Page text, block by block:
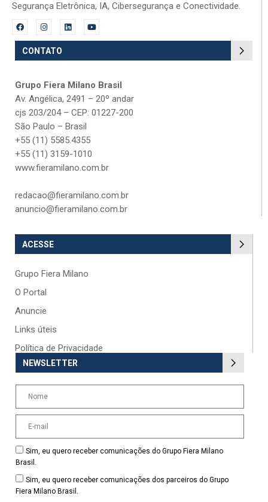
Segurança Eletrônica, IA, Cibersegurança e Conectividade.
CONTATO
Grupo Fiera Milano Brasil
Av. Angélica, 2491 – 20º andar
cjs 203/204 – CEP: 01227-200
São Paulo – Brasil
+55 (11) 5585.4355
+55 (11) 3159-1010
www.fieramilano.com.br
redacao@fieramilano.com.br
anuncio@fieramilano.com.br
ACESSE
Grupo Fiera Milano
O Portal
Anuncie
Links úteis
Política de Privacidade
NEWSLETTER
Sim, eu quero receber comunicações do Grupo Fiera Milano
Brasil.
Sim, eu quero receber comunicações dos parceiros do Grupo
Fiera Milano Brasil.